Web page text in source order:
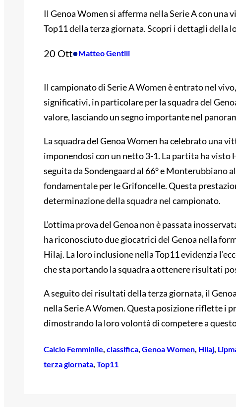
Il Genoa Women si afferma nella Serie A con
Top11 della terza giornata. Scopri i dettagli della
20 Ott•Matteo Gentili
Il campionato di Serie A Women è entrato nel
significativi, in particolare per la squadra del
valore, lasciando un segno importante nel
La squadra del Genoa Women ha celebrato una
imponendosi con un netto 3-1. La partita ha
seguita da Sondengaard al 66° e Monterubbiano
fondamentale per le Grifoncelle. Questa
determinazione della squadra nel campionato.
L’ottima prova del Genoa non è passata
ha riconosciuto due giocatrici del Genoa nella
Hilaj. La loro inclusione nella Top11 evidenzia
che sta portando la squadra a ottenere risultati
A seguito dei risultati della terza giornata, il
nella Serie A Women. Questa posizione riflette i
dimostrando la loro volontà di competere a
Calcio Femminile, classifica, Genoa Women, Hilaj,
terza giornata, Top11